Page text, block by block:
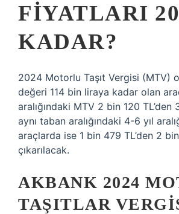
FIYATLARI
KADAR?
2024 Motorlu Taşıt Vergisi (MTV)
değeri 114 bin liraya kadar olan
aralığındaki MTV 2 bin 120 TL’den
aynı taban aralığındaki 4-6 yıl
araçlarda ise 1 bin 479 TL’den 2
çıkarılacak.
AKBANK 2024
TAŞITLAR